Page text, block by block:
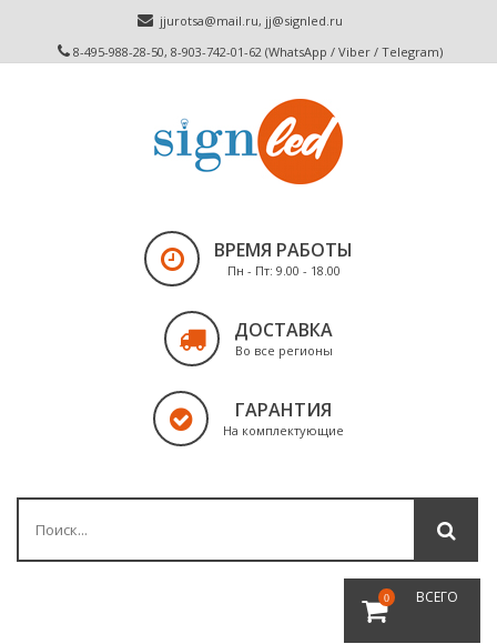
jjurotsa@mail.ru, jj@signled.ru
8-495-988-28-50, 8-903-742-01-62 (WhatsApp / Viber / Telegram)
ВРЕМЯ РАБОТЫ
Пн - Пт: 9.00 - 18.00
ДОСТАВКА
Во все регионы
ГАРАНТИЯ
На комплектующие
0 ВСЕГО